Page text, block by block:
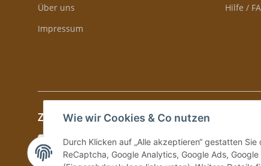
Über uns
Impressum
Hilfe /
Zahlung & Versand
Wie wir Cookies & Co nutzen
Durch Klicken auf „Alle akzeptieren“ gestatten
ReCaptcha, Google Analytics, Google Ads,